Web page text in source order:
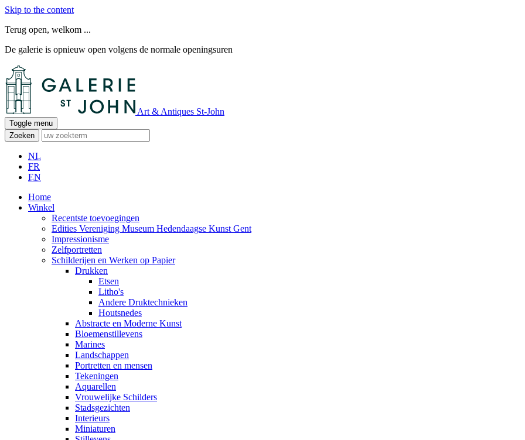
Skip to the content
Terug open, welkom ...
De galerie is opnieuw open volgens de normale openingsuren
Art & Antiques St-John
Toggle menu
Zoeken
NL
FR
EN
Home
Winkel
Recentste toevoegingen
Edities Vereniging Museum Hedendaagse Kunst Gent
Impressionisme
Zelfportretten
Schilderijen en Werken op Papier
Drukken
Etsen
Litho's
Andere Druktechnieken
Houtsnedes
Abstracte en Moderne Kunst
Bloemenstillevens
Marines
Landschappen
Portretten en mensen
Tekeningen
Aquarellen
Vrouwelijke Schilders
Stadsgezichten
Interieurs
Miniaturen